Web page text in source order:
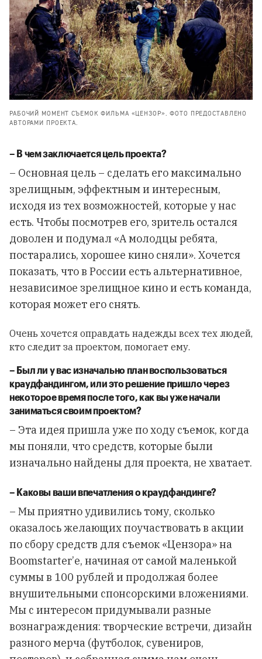
РАБОЧИЙ МОМЕНТ СЪЕМОК ФИЛЬМА «ЦЕНЗОР». ФОТО ПРЕДОСТАВЛЕНО
АВТОРАМИ ПРОЕКТА.
–Вчемзаключаетсяцельпроекта?
– Основная цель – сделать его максимально
зрелищным, эффектным и интересным,
исходя из тех возможностей, которые у нас
есть. Чтобы посмотрев его, зритель остался
доволен и подумал «А молодцы ребята,
постарались, хорошее кино сняли». Хочется
показать, что в России есть альтернативное,
независимое зрелищное кино и есть команда,
которая может его снять.
Очень хочется оправдать надежды всех тех людей,
кто следит за проектом, помогает ему.
–Быллиувасизначальнопланвоспользоваться
краудфандингом,илиэторешениепришлочерез
некотороевремяпослетого,каквыуженачали
заниматьсясвоимпроектом?
– Эта идея пришла уже по ходу съемок, когда
мы поняли, что средств, которые были
изначально найдены для проекта, не хватает.
–Каковы вашивпечатленияокраудфандинге?
– Мы приятно удивились тому, сколько
оказалось желающих поучаствовать в акции
по сбору средств для съемок «Цензора» на
Boomstarter’е, начиная от самой маленькой
суммы в 100 рублей и продолжая более
внушительными спонсорскими вложениями.
Мы с интересом придумывали разные
вознаграждения: творческие встречи, дизайн
разного мерча (футболок, сувениров,